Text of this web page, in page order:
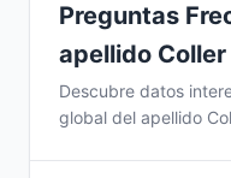
Preguntas
apellido Coller
Descubre datos
global del apellido